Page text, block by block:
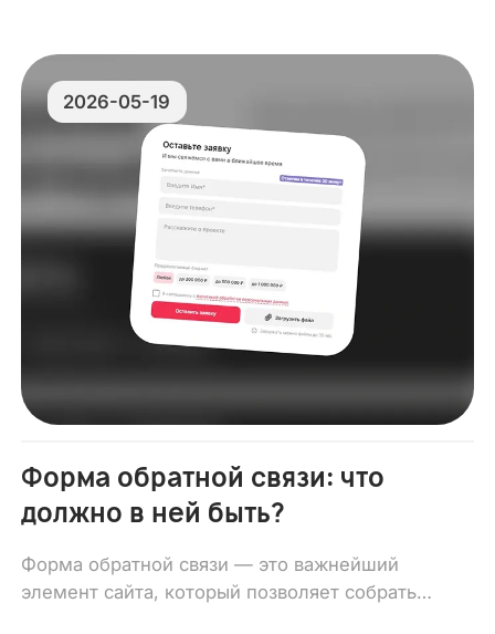
специальности.
2026-05-19
Форма обратной связи: что
должно в ней быть?
Форма обратной связи — это важнейший
элемент сайта, который позволяет собрать